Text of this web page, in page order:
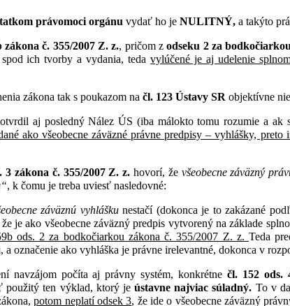
právomoci orgánu vydať ho je NULITNÝ, a takýto
zákona č. 355/2007 Z. z., pričom zodseku 2 za bodkočiarkou
ich tvorby a vydania, tedavylúčené je aj udelenie
zákona tak s poukazom na čl. 123 Ústavy SR objektívne
aj posledný Nález ÚS (iba málokto tomu rozumie a ak
ako všeobecne záväzné právne predpisy – vyhlášky,
3 zákona č. 355/2007 Z. z. hovorí, že všeobecne záväzný
, k čomu je treba uviesť nasledovné:
záväznú vyhláškunestačí (dokonca je to zakázané
je ako všeobecne záväzný predpis vytvorený na základe
ods. 2 za bodkočiarkou zákona č. 355/2007 Z. z.Teda
označenie ako vyhláška je právne irelevantné, dokonca v
navzájom počíta aj právny systém, konkrétnečl. 152 ods.
použitý ten výklad, ktorý jeústavne najviac súladný. To v
potom neplatí odsek 3, že ide o všeobecne záväzný